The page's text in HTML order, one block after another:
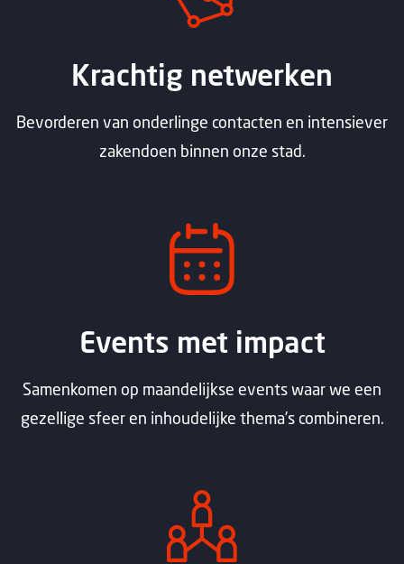
Krachtig netwerken
Bevorderen van onderlinge contacten en intensiever
zakendoen binnen onze stad.
Events met impact
Samenkomen op maandelijkse events waar we een
gezellige sfeer en inhoudelijke thema’s combineren.